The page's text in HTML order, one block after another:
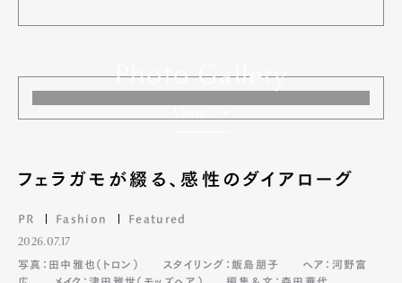
ProductCultureLifestyle
Pen Membership
Magazine
Photo Gallery
フェラガモが綴る、感性のダイアローグ
PR Fashion Featured
2026.07.17
写真：田中雅也（トロン）
スタイリング：飯島朋子
ヘア：河野富
広
メイク：津田雅世（モッズヘア） 編集＆文：森田華代